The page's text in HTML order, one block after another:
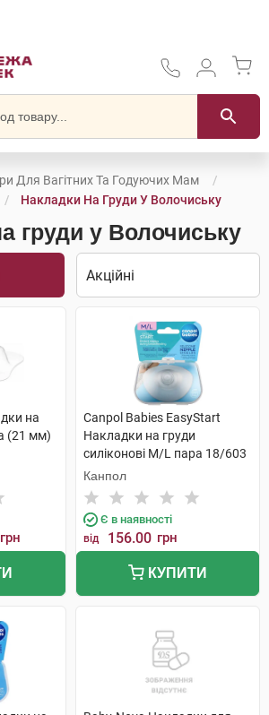
Для Вагітних Та Годуючих Мам
Накладки На Груди У Волочиську
груди у Волочиську
на
(21 мм)
грн
Canpol Babies EasyStart
Накладки на груди
силіконові M/L пара 18/603
2 шт
Канпол
Є в наявності
від 156.00 грн
КУПИТИ